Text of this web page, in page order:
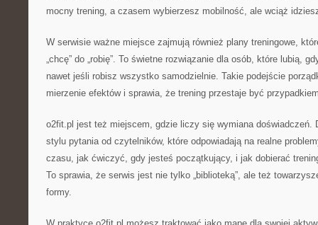
mocny trening, a czasem wybierzesz mobilność, ale wciąż
W serwisie ważne miejsce zajmują również plany treningowe,
„chcę” do „robię”. To świetne rozwiązanie dla osób, które lubią,
nawet jeśli robisz wszystko samodzielnie. Takie podejście
mierzenie efektów i sprawia, że trening przestaje być
o2fit.pl jest też miejscem, gdzie liczy się wymiana doświadczeń.
stylu pytania od czytelników, które odpowiadają na realne
czasu, jak ćwiczyć, gdy jesteś początkujący, i jak dobierać
To sprawia, że serwis jest nie tylko „biblioteką”, ale też
formy.